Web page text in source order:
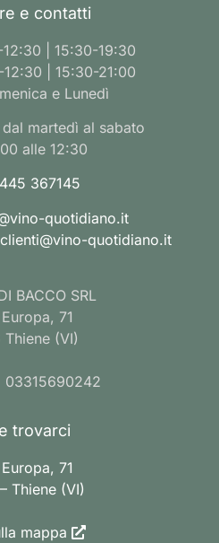
e contatti
| 15:30-19:30
| 15:30-21:00
e Lunedì
martedì al sabato
alle 12:30
367145
quotidiano.it
quotidiano.it
BACCO SRL
71
Thiene (VI)
03315690242
trovarci
71
Thiene (VI)
mappa